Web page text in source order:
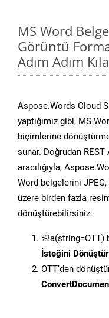
MS Word
Görüntü
Adım Adım
Aspose.Words Cloud
yaptığımız gibi, MS
biçimlerine
sunar. Doğrudan REST
aracılığıyla,
Word belgelerini JPEG,
üzere birden fazla
dönüştürebilirsiniz.
İsteğini Dönüştür
OTT’den